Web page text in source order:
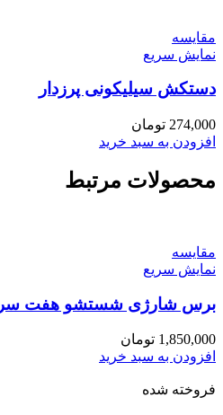
مقايسه
نمایش سریع
دستکش سیلیکونی پرزدار
274,000 تومان
افزودن به سبد خرید
محصولات مرتبط
مقايسه
نمایش سریع
برس شارژی شستشو هفت سر
1,850,000 تومان
افزودن به سبد خرید
فروخته شده